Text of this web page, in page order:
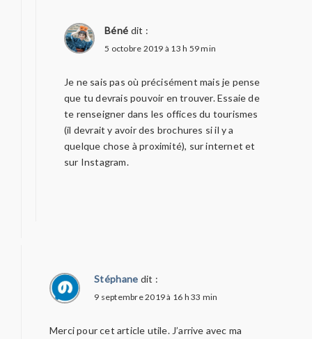
Béné dit :
5 octobre 2019 à 13 h 59 min
Je ne sais pas où précisément mais je pense
que tu devrais pouvoir en trouver. Essaie de
te renseigner dans les offices du tourismes
(il devrait y avoir des brochures si il y a
quelque chose à proximité), sur internet et
sur Instagram.
Stéphane dit :
9 septembre 2019 à 16 h 33 min
Merci pour cet article utile. J’arrive avec ma